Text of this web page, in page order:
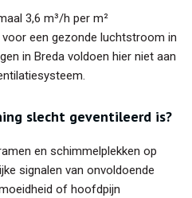
3,6 m³/h per m²
een gezonde luchtstroom in
in Breda voldoen hier niet aan
slecht geventileerd is?
en schimmelplekken op
signalen van onvoldoende
of hoofdpijn